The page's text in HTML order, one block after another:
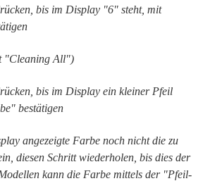
bis im Display "6" steht, mit
"Cleaning All")
bis im Display ein kleiner Pfeil
bestätigen
angezeigte Farbe noch nicht die zu
diesen Schritt wiederholen, bis dies der
kann die Farbe mittels der "Pfeil-